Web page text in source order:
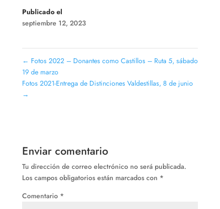
Publicado el
septiembre 12, 2023
← Fotos 2022 – Donantes como Castillos – Ruta 5, sábado
19 de marzo
Fotos 2021-Entrega de Distinciones Valdestillas, 8 de junio
→
Enviar comentario
Tu dirección de correo electrónico no será publicada.
Los campos obligatorios están marcados con *
Comentario *